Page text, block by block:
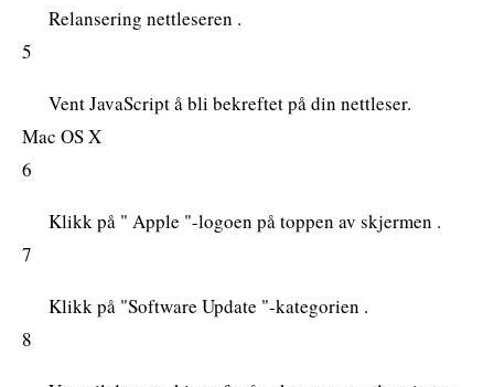
Relansering nettleseren .
5
Vent JavaScript å bli bekreftet på din nettleser.
Mac OS X
6
Klikk på " Apple "-logoen på toppen av skjermen .
7
Klikk på "Software Update "-kategorien .
8